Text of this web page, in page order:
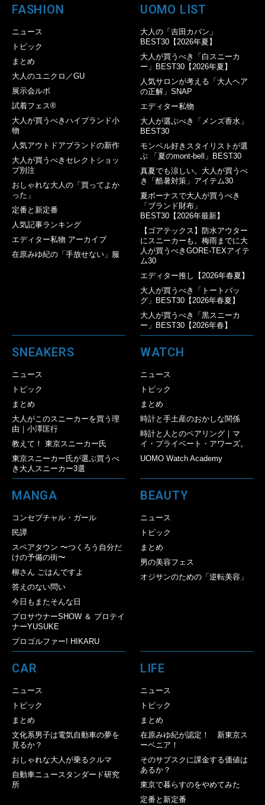
FASHION
ニュース
トピック
まとめ
大人のユニクロ／GU
展示会ルポ
試着フェス®︎
大人が買うべきハイブランド小
物
人気アウトドアブランドの新作
大人が買うべきセレクトショッ
プ別注
おしゃれな大人の「買ってよか
った」
定番と新定番
人気記事ランキング
エディター私物 アーカイブ
在原みゆ紀の「手放せない」服
UOMO LIST
大人の「吉田カバン」
BEST30【2026年夏】
大人が買うべき「白スニーカ
ー」BEST30【2026年夏】
人気サロンが考える「大人ヘア
の正解」SNAP
エディター私物
大人が選ぶべき「メンズ香水」
BEST30
モンベル好きスタイリストが選
ぶ 「夏のmont-bell」BEST30
真夏でも涼しい。大人が買うべ
き「酷暑対策」アイテム30
夏ボーナスで大人が買うべき
「ブランド財布」
BEST30【2026年最新】
【ゴアテックス】防水アウター
にスニーカーも。梅雨までに大
人が買うべきGORE-TEXアイテ
ム30
エディター推し【2026年春夏】
大人が買うべき「トートバッ
グ」BEST30【2026年春夏】
大人が買うべき「黒スニーカ
ー」BEST30【2026年春】
SNEAKERS
ニュース
トピック
まとめ
大人がこのスニーカーを買う理
由｜小澤匡行
教えて！ 東京スニーカー氏
東京スニーカー氏が選ぶ買うべ
き大人スニーカー3選
WATCH
ニュース
トピック
まとめ
時計と手土産のおかしな関係
時計と人とのペアリング｜マ
イ・プライベート・アワーズ。
UOMO Watch Academy
MANGA
コンセプチャル・ガール
民譚
スペアタウン 〜つくろう自分だ
けの予備の街〜
柳さん ごはんですよ
答えのない問い
今日もまたそんな日
プロサウナーSHOW ＆ プロテイ
ナーYUSUKE
プロゴルファー! HIKARU
BEAUTY
ニュース
トピック
まとめ
男の美容フェス
オジサンのための「逆転美容」
CAR
ニュース
トピック
まとめ
文化系男子は電気自動車の夢を
見るか？
おしゃれな大人が乗るクルマ
自動車ニュースタンダード研究
所
LIFE
ニュース
トピック
まとめ
在原みゆ紀が認定！ 新東京ス
ーベニア！
そのサブスクに課金する価値は
あるか？
東京で暮らすのをやめてみた
定番と新定番